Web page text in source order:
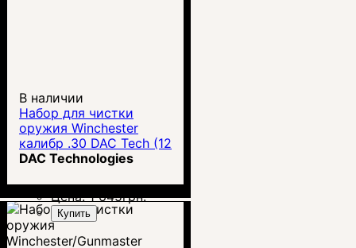
В наличии
Набор для чистки
оружия Winchester
калибр .30 DAC Tech (12
предметов)
DAC Technologies
Цена:1 645грн.
Купить